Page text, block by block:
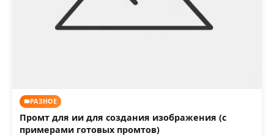
РАЗНОЕ
Промт для ии для создания изображения (с
примерами готовых промтов)